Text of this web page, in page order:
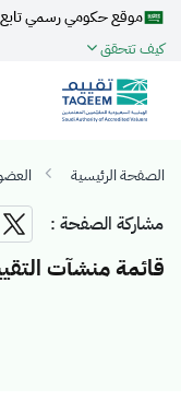
موقع حكومي رسمي تابع
كيف تتحقق
الصفحة الرئيسية
مشاركة الصفحة :
قائمة منشآت